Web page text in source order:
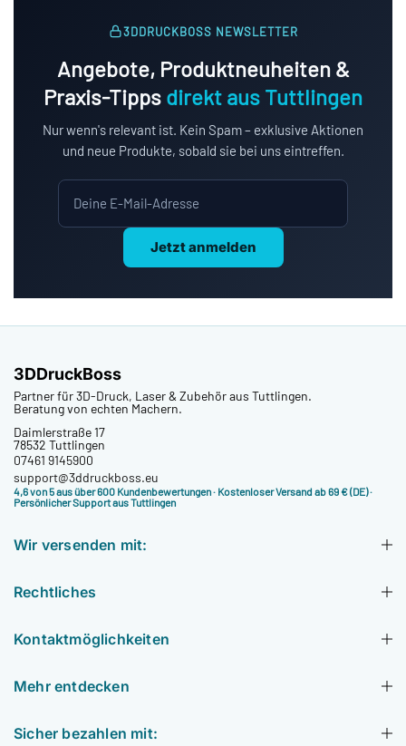
3DDRUCKBOSS NEWSLETTER
Angebote, Produktneuheiten &
Praxis-Tipps direkt aus Tuttlingen
Nur wenn's relevant ist. Kein Spam – exklusive Aktionen
und neue Produkte, sobald sie bei uns eintreffen.
Jetzt anmelden
3DDruckBoss
Partner für 3D-Druck, Laser & Zubehör aus Tuttlingen.
Beratung von echten Machern.
Daimlerstraße 17
78532 Tuttlingen
07461 9145900
support@3ddruckboss.eu
4,6 von 5 aus über 600 Kundenbewertungen· Kostenloser Versand ab 69 € (DE) ·
Persönlicher Support aus Tuttlingen
Wir versenden mit:
Rechtliches
Kontaktmöglichkeiten
Mehr entdecken
Sicher bezahlen mit: